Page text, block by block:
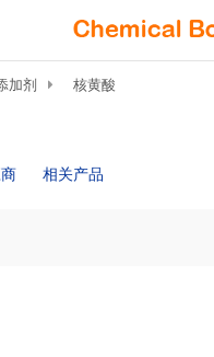
加剂 核黄酸
相关产品